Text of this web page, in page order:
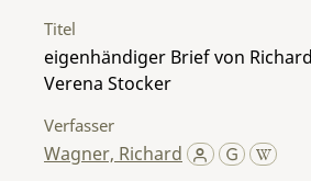
Titel
eigenhändiger Brief von
Verena Stocker
Verfasser
Wagner, Richard